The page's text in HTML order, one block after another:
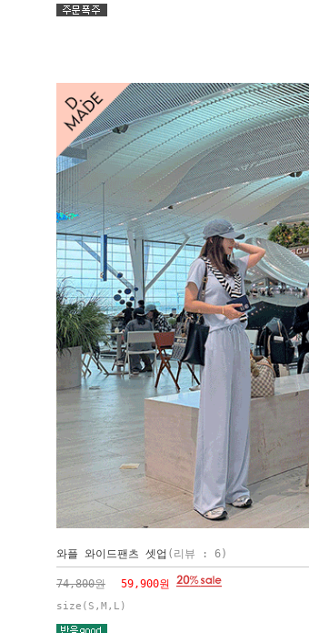
와플 와이드팬츠 셋업 (리뷰 : 6)
74,800원 59,900원
size(S,M,L)